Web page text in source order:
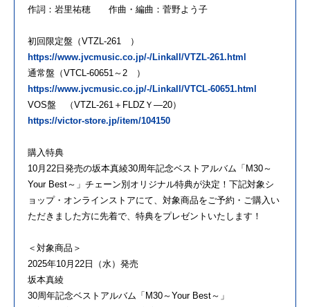
作詞：岩里祐穂 作曲・編曲：菅野よう子
初回限定盤（VTZL-261 ）
https://www.jvcmusic.co.jp/-/Linkall/VTZL-261.html
通常盤（VTCL-60651～2 ）
https://www.jvcmusic.co.jp/-/Linkall/VTCL-60651.html
VOS盤 （VTZL-261＋FLDZＹ―20）
https://victor-store.jp/item/104150
購入特典
10月22日発売の坂本真綾30周年記念ベストアルバム「M30～
Your Best～」チェーン別オリジナル特典が決定！下記対象シ
ョップ・オンラインストアにて、対象商品をご予約・ご購入い
ただきました方に先着で、特典をプレゼントいたします！
＜対象商品＞
2025年10月22日（水）発売
坂本真綾
30周年記念ベストアルバム「M30～Your Best～」